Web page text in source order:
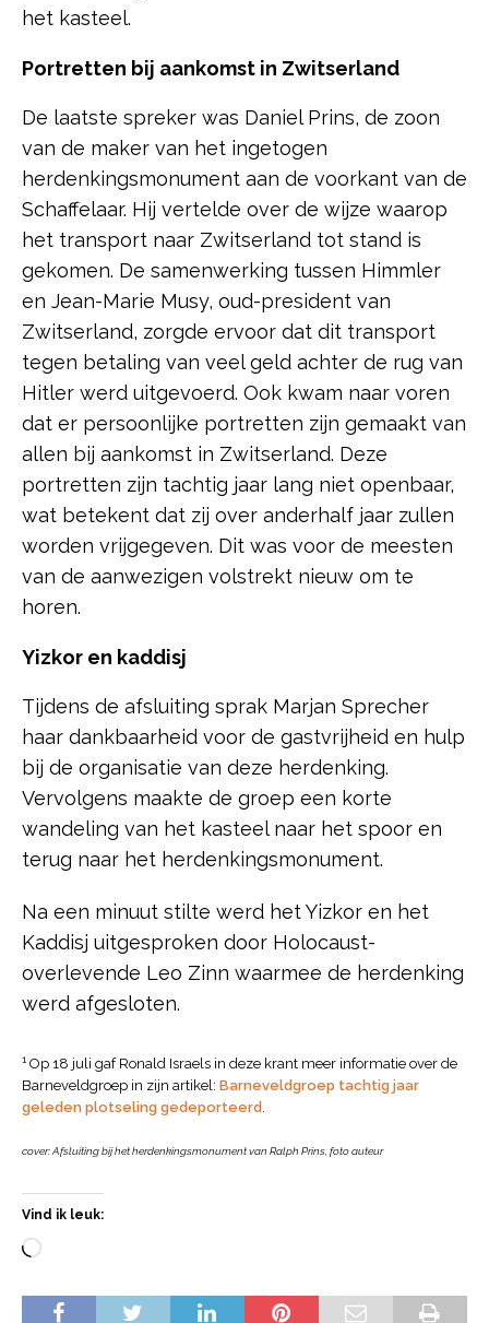
het kasteel.
Portretten bij aankomst in Zwitserland
De laatste spreker was Daniel Prins, de zoon
van de maker van het ingetogen
herdenkingsmonument aan de voorkant van de
Schaffelaar. Hij vertelde over de wijze waarop
het transport naar Zwitserland tot stand is
gekomen. De samenwerking tussen Himmler
en Jean-Marie Musy, oud-president van
Zwitserland, zorgde ervoor dat dit transport
tegen betaling van veel geld achter de rug van
Hitler werd uitgevoerd. Ook kwam naar voren
dat er persoonlijke portretten zijn gemaakt van
allen bij aankomst in Zwitserland. Deze
portretten zijn tachtig jaar lang niet openbaar,
wat betekent dat zij over anderhalf jaar zullen
worden vrijgegeven. Dit was voor de meesten
van de aanwezigen volstrekt nieuw om te
horen.
Yizkor en kaddisj
Tijdens de afsluiting sprak Marjan Sprecher
haar dankbaarheid voor de gastvrijheid en hulp
bij de organisatie van deze herdenking.
Vervolgens maakte de groep een korte
wandeling van het kasteel naar het spoor en
terug naar het herdenkingsmonument.
Na een minuut stilte werd het Yizkor en het
Kaddisj uitgesproken door Holocaust-
overlevende Leo Zinn waarmee de herdenking
werd afgesloten.
1 Op 18 juli gaf Ronald Israels in deze krant meer informatie over de
Barneveldgroep in zijn artikel: Barneveldgroep tachtig jaar
geleden plotseling gedeporteerd .
cover: Afsluiting bij het herdenkingsmonument van Ralph Prins, foto auteur
Vind ik leuk: